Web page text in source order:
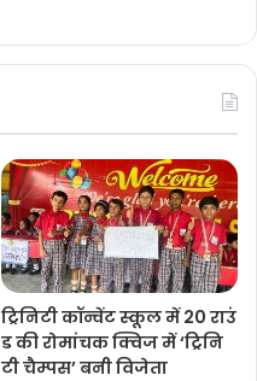
ट्रिनिटी कॉन्वेंट स्कूल में 20 राउं
ड की रोमांचक क्विज में ‘ट्रिनि
टी चैम्पस’ बनी विजेता